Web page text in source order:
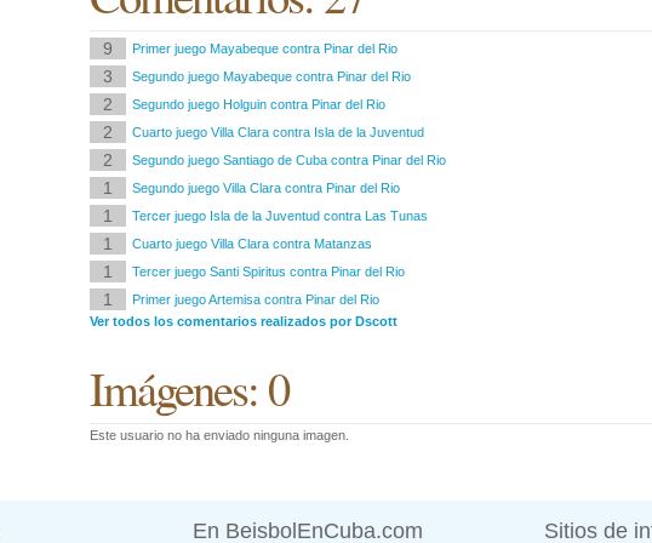
9 Primer juego Mayabeque contra Pinar del Rio
3 Segundo juego Mayabeque contra Pinar del Rio
2 Segundo juego Holguin contra Pinar del Rio
2 Cuarto juego Villa Clara contra Isla de la Juventud
2 Segundo juego Santiago de Cuba contra Pinar del Rio
1 Segundo juego Villa Clara contra Pinar del Rio
1 Tercer juego Isla de la Juventud contra Las Tunas
1 Cuarto juego Villa Clara contra Matanzas
1 Tercer juego Santi Spiritus contra Pinar del Rio
1
Primer juego Artemisa contra Pinar del Rio
Ver todos los comentarios realizados por Dscott
Imágenes: 0
Este usuario no ha enviado ninguna imagen.
En BeisbolEnCuba.com Sitios de